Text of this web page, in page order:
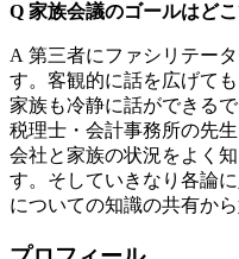
Q 家族会議のゴールはど
A 第三者にファシリテー
す。客観的に話を広げて
家族も冷静に話ができる
税理士・会計事務所の先
会社と家族の状況をよく
す。そしていきなり各論
についての知識の共有か